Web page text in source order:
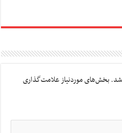
شد.بخش‌های موردنیاز علامت‌گذاری